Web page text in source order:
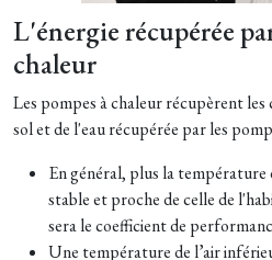
L'énergie récupérée
chaleur
Les pompes à chaleur récupèrent
sol et de l'eau récupérée par les
En général, plus la température
stable et proche de celle de
sera le coefficient de
Une température de l’air